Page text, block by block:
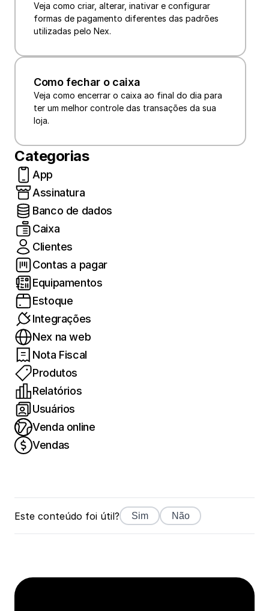
Veja como criar, alterar, inativar e configurar
formas de pagamento diferentes das padrões
utilizadas pelo Nex.
Como fechar o caixa
Veja como encerrar o caixa ao final do dia para
ter um melhor controle das transações da sua
loja.
Categorias
App
Assinatura
Banco de dados
Caixa
Clientes
Contas a pagar
Equipamentos
Estoque
Integrações
Nex na web
Nota Fiscal
Produtos
Relatórios
Usuários
Venda online
Vendas
Este conteúdo foi útil? Sim Não